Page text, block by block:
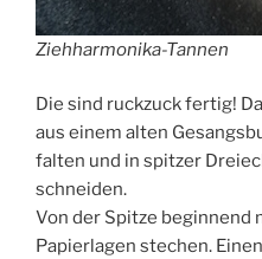
Ziehharmonika-Tannen
Die sind ruckzuck fertig!
aus einem alten
falten und in spitzer
schneiden.
Von der Spitze beginnend
Papierlagen stechen.